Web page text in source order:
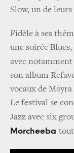
Slow, un de
Fidèle à ses
une soirée
avec notamment
son album
vocaux de
Le festival se
Jazz avec six
Morcheeba